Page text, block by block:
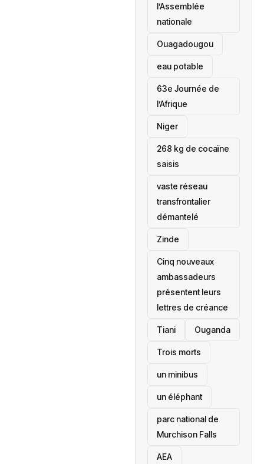
l’Assemblée
nationale
‎Ouagadougou
eau potable
63e Journée de
l’Afrique
‎Niger
268 kg de cocaïne
saisis
vaste réseau
transfrontalier
démantelé
Zinde
Cinq nouveaux
ambassadeurs
présentent leurs
lettres de créance
Tiani ‎Ouganda
Trois morts
un minibus
un éléphant
parc national de
Murchison Falls
AEA